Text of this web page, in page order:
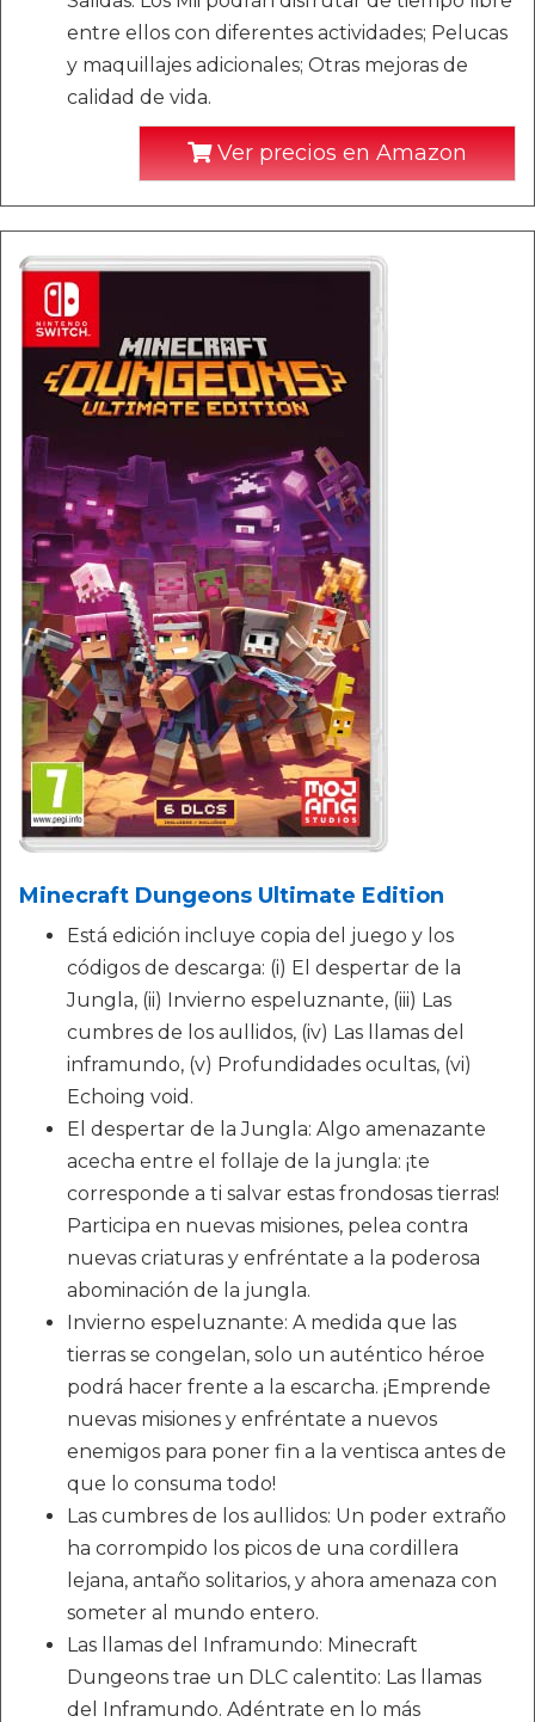
entre ellos con diferentes actividades; Pelucas
y maquillajes adicionales; Otras mejoras de
calidad de vida.
Ver precios en Amazon
Minecraft Dungeons Ultimate Edition
Está edición incluye copia del juego y los
códigos de descarga: (i) El despertar de la
Jungla, (ii) Invierno espeluznante, (iii) Las
cumbres de los aullidos, (iv) Las llamas del
inframundo, (v) Profundidades ocultas, (vi)
Echoing void.
El despertar de la Jungla: Algo amenazante
acecha entre el follaje de la jungla: ¡te
corresponde a ti salvar estas frondosas tierras!
Participa en nuevas misiones, pelea contra
nuevas criaturas y enfréntate a la poderosa
abominación de la jungla.
Invierno espeluznante: A medida que las
tierras se congelan, solo un auténtico héroe
podrá hacer frente a la escarcha. ¡Emprende
nuevas misiones y enfréntate a nuevos
enemigos para poner fin a la ventisca antes de
que lo consuma todo!
Las cumbres de los aullidos: Un poder extraño
ha corrompido los picos de una cordillera
lejana, antaño solitarios, y ahora amenaza con
someter al mundo entero.
Las llamas del Inframundo: Minecraft
Dungeons trae un DLC calentito: Las llamas
del Inframundo. Adéntrate en lo más